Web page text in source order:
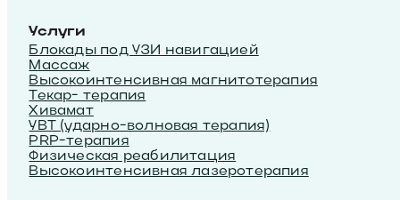
Услуги
Блокады под УЗИ навигацией
Массаж
Высокоинтенсивная магнитотерапия
Текар- терапия
Хивамат
УВТ (ударно-волновая терапия)
PRP-терапия
Физическая реабилитация
Высокоинтенсивная лазеротерапия